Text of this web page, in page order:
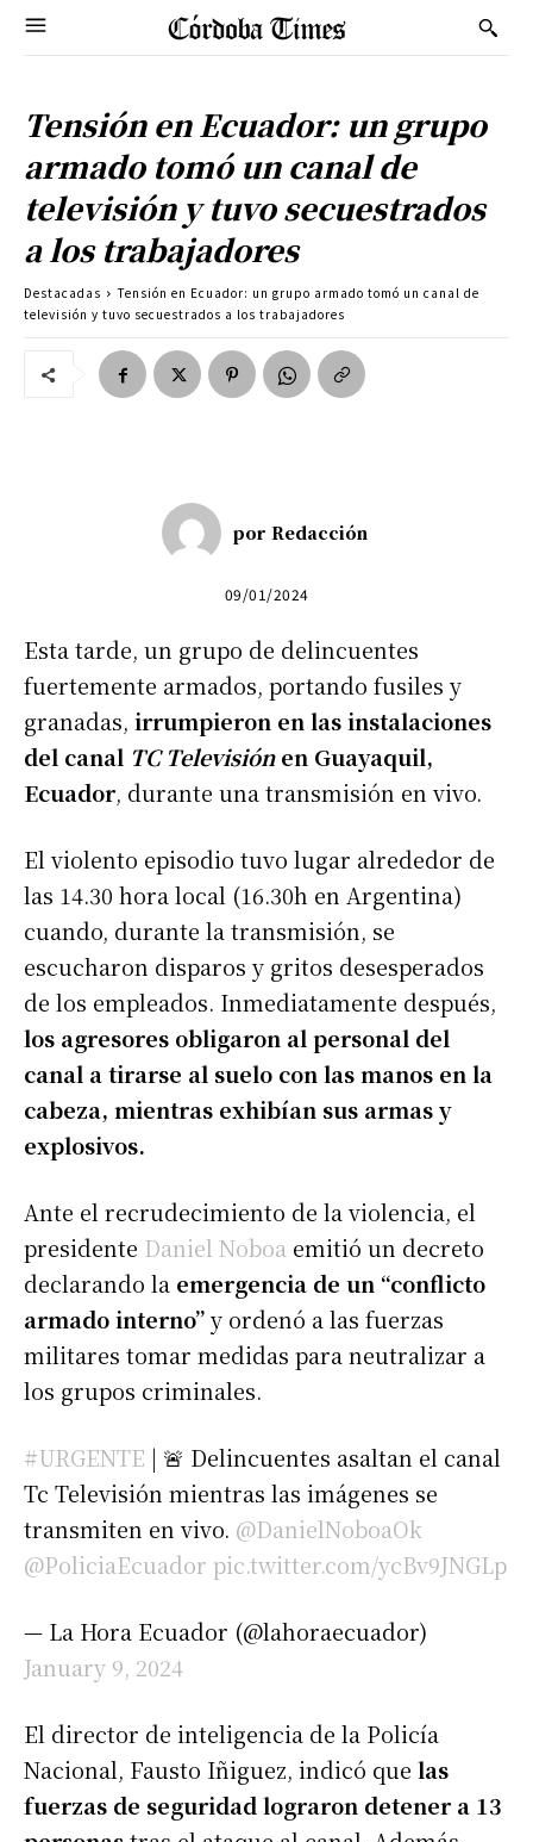
Tensión en Ecuador: un grupo
armado tomó un canal de
televisión y tuvo secuestrados
a los trabajadores
Destacadas
Tensión en Ecuador: un grupo armado tomó un canal de
televisión y tuvo secuestrados a los trabajadores
por Redacción
09/01/2024
Esta tarde, un grupo de delincuentes
fuertemente armados, portando fusiles y
granadas, irrumpieron en las instalaciones
del canal TC Televisiónen Guayaquil,
Ecuador, durante una transmisión en vivo.
El violento episodio tuvo lugar alrededor de
las 14.30 hora local (16.30h en Argentina)
cuando, durante la transmisión, se
escucharon disparos y gritos desesperados
de los empleados. Inmediatamente después,
los agresores obligaron al personal del
canal a tirarse al suelo con las manos en la
cabeza, mientras exhibían sus armas y
explosivos.
Ante el recrudecimiento de la violencia, el
presidente Daniel Noboa emitió un decreto
declarando la emergencia de un “conflicto
armado interno”y ordenó a las fuerzas
militares tomar medidas para neutralizar a
los grupos criminales.
#URGENTE | 🚨 Delincuentes asaltan el canal
Tc Televisión mientras las imágenes se
transmiten en vivo. @DanielNoboaOk
@PoliciaEcuador pic.twitter.com/ycBv9JNGLp
— La Hora Ecuador (@lahoraecuador)
January 9, 2024
El director de inteligencia de la Policía
Nacional, Fausto Iñiguez, indicó que las
fuerzas de seguridad lograron detener a 13